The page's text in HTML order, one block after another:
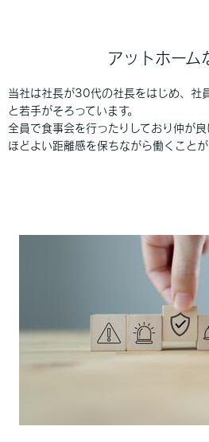
アットホーム
当社は社長が30代の社長をはじめ、
と若手がそろっています。
全員で食事会を行ったりしており仲が良
ほどよい距離感を保ちながら働くことが